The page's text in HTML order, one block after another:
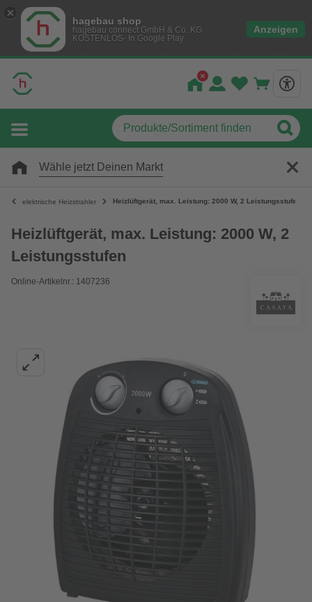
hagebau shop
hagebau connect GmbH & Co. KG
KOSTENLOS- In Google Play
Anzeigen
Wähle jetzt Deinen Markt
elektrische Heizstrahler Heizlüftgerät, max. Leistung: 2000 W, 2 Leistungsstufen
Heizlüftgerät, max. Leistung: 2000 W, 2
Leistungsstufen
Online-Artikelnr.: 1407236